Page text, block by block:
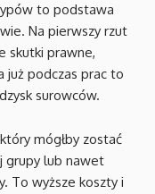
to podstawa
Na pierwszy rzut
skutki prawne,
już podczas prac to
surowców.
mógłby zostać
grupy lub nawet
To wyższe koszty i